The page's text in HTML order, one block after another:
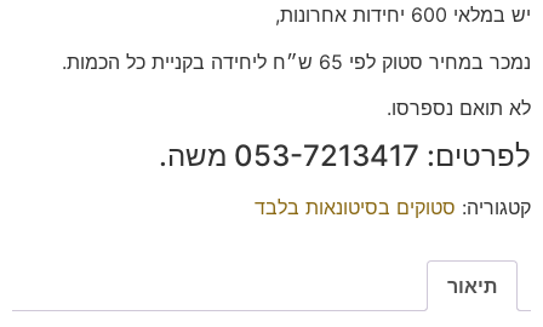
יש במלאי 600 יחידות אחרונות,
נמכר במחיר סטוק לפי 65 ש״ח ליחידה בקניית כל הכמות.
לא תואם נספרסו.
לפרטים: ‭053-7213417‬ משה.
קטגוריה: סטוקים בסיטונאות בלבד
תיאור